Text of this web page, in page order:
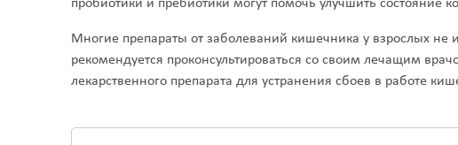
пробиотики и пребиотики могут помочь улучшить состояние
Многие препараты от заболеваний кишечника у взрослых
рекомендуется проконсультироваться со своим лечащим
лекарственного препарата для устранения сбоев в работе